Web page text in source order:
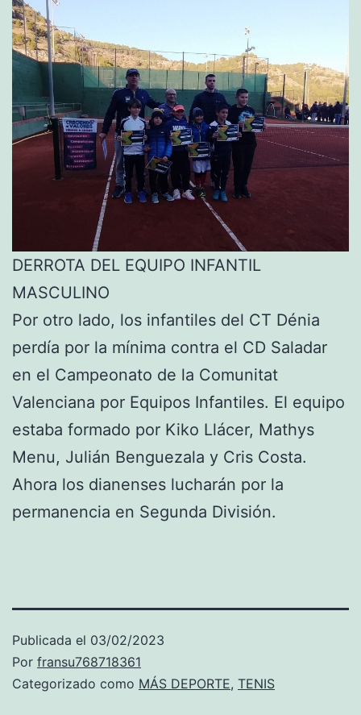
DERROTA DEL EQUIPO INFANTIL
MASCULINO
Por otro lado, los infantiles del CT Dénia
perdía por la mínima contra el CD Saladar
en el Campeonato de la Comunitat
Valenciana por Equipos Infantiles. El equipo
estaba formado por Kiko Llácer, Mathys
Menu, Julián Benguezala y Cris Costa.
Ahora los dianenses lucharán por la
permanencia en Segunda División.
Publicada el 03/02/2023
Por fransu768718361
Categorizado como MÁS DEPORTE, TENIS